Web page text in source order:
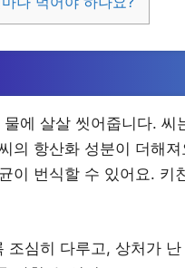
에 살살 씻어줍니다.
의 항산화 성분이 더해
이 번식할 수 있어요. 키
조심히 다루고, 상처가